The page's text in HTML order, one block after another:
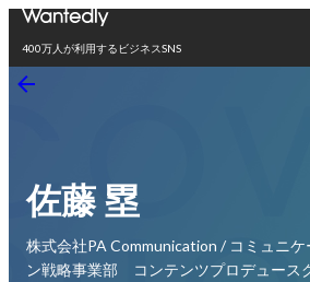
400万人が利用するビジネスSNS
佐藤 塁
株式会社PA Communication / コミュニケ
ン戦略事業部 コンテンツプロデュース